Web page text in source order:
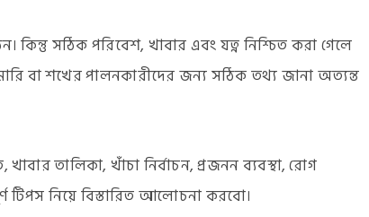
সঠিক পরিবেশ, খাবার এবং যত্ন নিশ্চিত করা গেলে
বা শখের পালনকারীদের জন্য সঠিক তথ্য জানা অত্যন্ত
তালিকা, খাঁচা নির্বাচন, প্রজনন ব্যবস্থা, রোগ
টিপস নিয়ে বিস্তারিত আলোচনা করবো।